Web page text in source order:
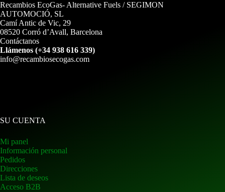
Recambios EcoGas- Alternative Fuels / SEGIMON
AUTOMOCIÓ, SL
Camí Antic de Vic, 29
08520 Corró d’Avall, Barcelona
Contáctanos
Llámenos (+34 938 616 339)
info@recambiosecogas.com
SU CUENTA
Mi panel
Información personal
Pedidos
Direcciones
Lista de deseos
Acceso B2B